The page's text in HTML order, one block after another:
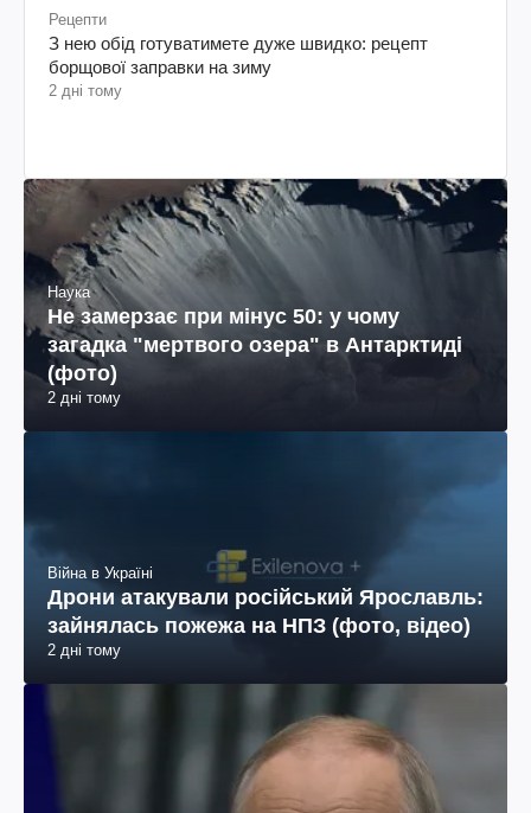
Рецепти
З нею обід готуватимете дуже швидко: рецепт
борщової заправки на зиму
2 дні тому
Наука
Не замерзає при мінус 50: у чому
загадка "мертвого озера" в Антарктиді
(фото)
2 дні тому
Війна в Україні
Дрони атакували російський Ярославль:
зайнялась пожежа на НПЗ (фото, відео)
2 дні тому